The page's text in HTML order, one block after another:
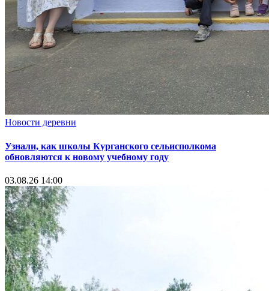
Новости деревни
Узнали, как школы Курганского сельисполкома
обновляются к новому учебному году
03.08.26 14:00